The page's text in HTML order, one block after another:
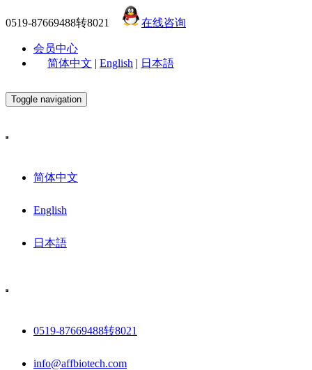
0519-87669488转8021 在线咨询
会员中心
简体中文 | English | 日本語
Toggle navigation
简体中文
English
日本語
0519-87669488转8021
info@affbiotech.com